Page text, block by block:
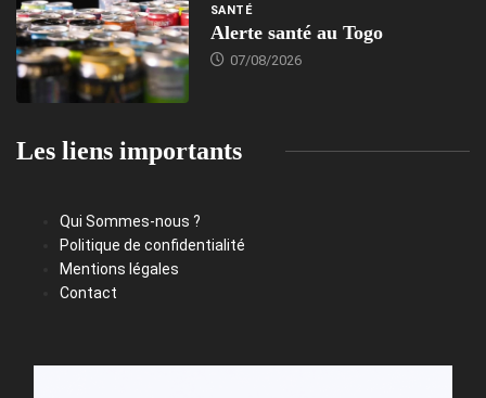
SANTÉ
Alerte santé au Togo
07/08/2026
Les liens importants
Qui Sommes-nous ?
Politique de confidentialité
Mentions légales
Contact